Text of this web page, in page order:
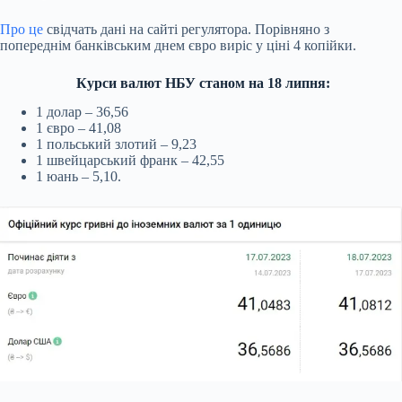
Про це свідчать дані на сайті регулятора. Порівняно з
попереднім банківським днем євро виріс у ціні 4 копійки.
Курси валют НБУ станом на 18 липня:
1 долар – 36,56
1 євро – 41,08
1 польський злотий – 9,23
1 швейцарський франк – 42,55
1 юань – 5,10.